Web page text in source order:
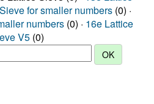
for smaller numbers (0) ·
numbers (0) · 16e Lattice
V5 (0)